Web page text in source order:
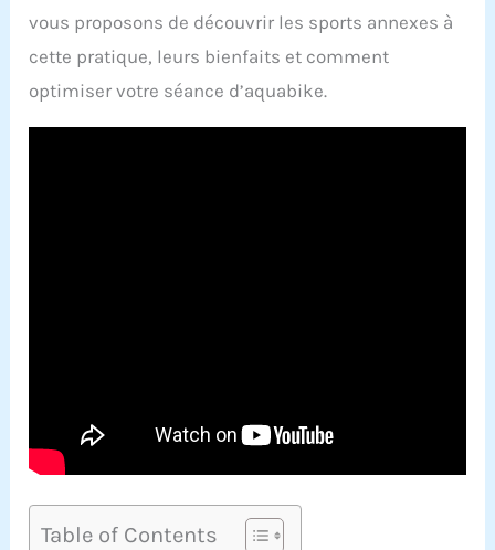
vous proposons de découvrir les sports annexes à
cette pratique, leurs bienfaits et comment
optimiser votre séance d’aquabike.
Table of Contents